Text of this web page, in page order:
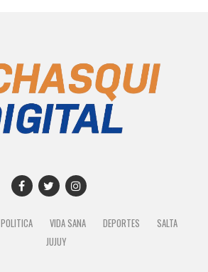
POLITICA VIDA SANA DEPORTES
SALTA
JUJUY